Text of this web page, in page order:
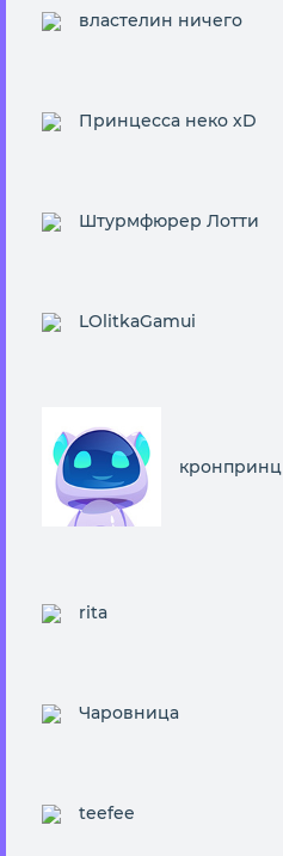
властелин ничего
Принцесса неко хD
Штурмфюрер Лотти
LOlitkaGamui
кронпринц
rita
Чаровница
teefee